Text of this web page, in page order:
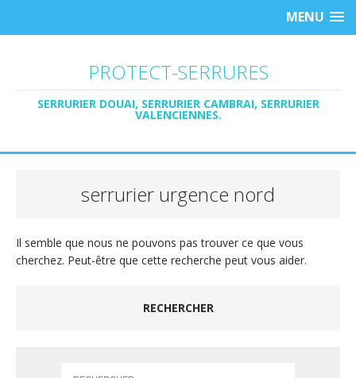
MENU
PROTECT-SERRURES
SERRURIER DOUAI, SERRURIER CAMBRAI, SERRURIER
VALENCIENNES.
serrurier urgence nord
Il semble que nous ne pouvons pas trouver ce que vous
cherchez. Peut-être que cette recherche peut vous aider.
RECHERCHER